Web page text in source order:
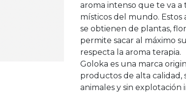
aroma intenso que te va a
místicos del mundo. Estos
se obtienen de plantas,
permite sacar al máximo
respecta la aroma terapia.
Goloka es una marca
productos de alta calidad,
animales y sin